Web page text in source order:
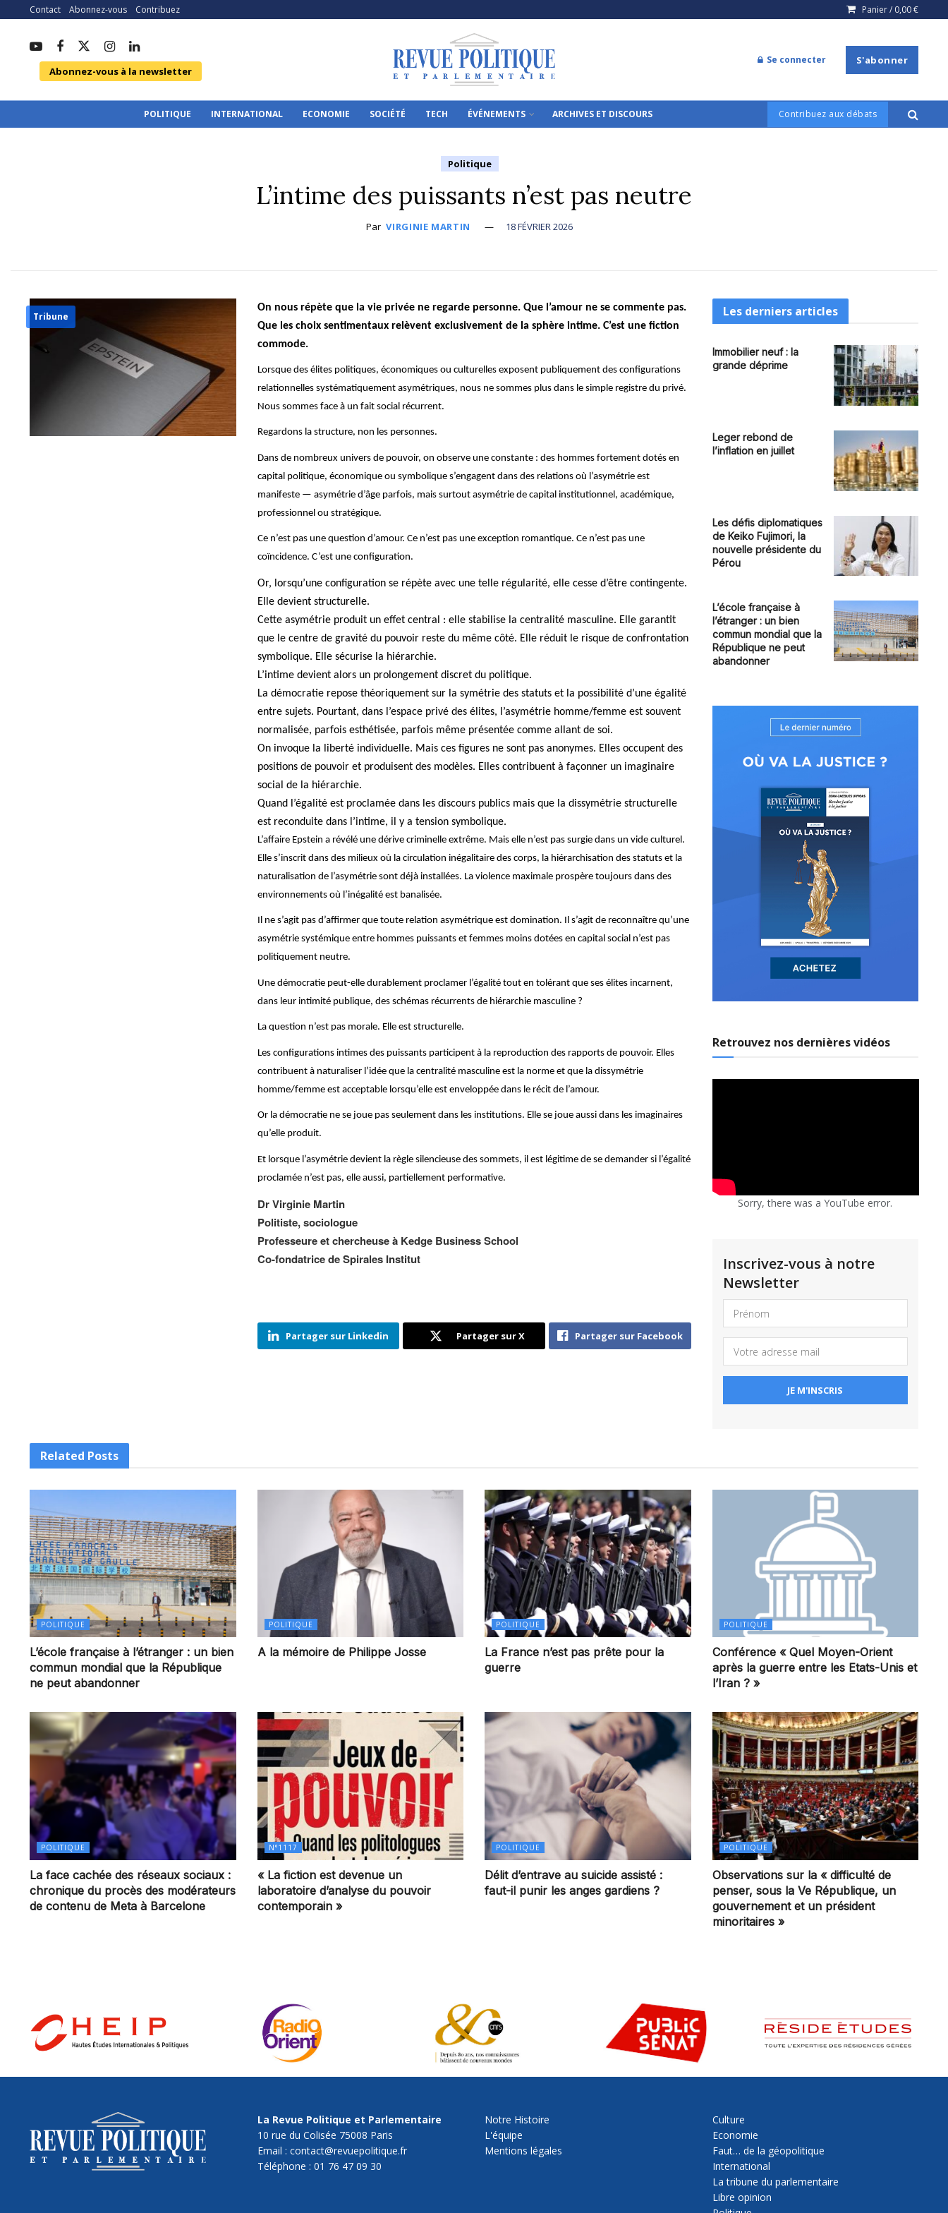
Contact Abonnez-vous Contribuez Panier / 0,00€
Abonnez-vous à la newsletter
Se connecter S'abonner
POLITIQUE INTERNATIONAL ECONOMIE SOCIÉTÉ TECH ÉVÉNEMENTS ARCHIVES ET DISCOURS Contribuez aux débats
Politique
L’intime des puissants n’est pas neutre
Par VIRGINIE MARTIN 18 FÉVRIER 2026
Tribune
On nous répète que la vie privée ne regarde personne. Que l’amour ne se commente pas.
Que les choix sentimentaux relèvent exclusivement de la sphère intime. C’est une fiction
commode.
Lorsque des élites politiques, économiques ou culturelles exposent publiquement des configurations
relationnelles systématiquement asymétriques, nous ne sommes plus dans le simple registre du privé.
Nous sommes face à un fait social récurrent.
Regardons la structure, non les personnes.
Dans de nombreux univers de pouvoir, on observe une constante : des hommes fortement dotés en
capital politique, économique ou symbolique s’engagent dans des relations où l’asymétrie est
manifeste — asymétrie d’âge parfois, mais surtout asymétrie de capital institutionnel, académique,
professionnel ou stratégique.
Ce n’est pas une question d’amour. Ce n’est pas une exception romantique. Ce n’est pas une
coïncidence. C’est une configuration.
Or, lorsqu’une configuration se répète avec une telle régularité, elle cesse d’être contingente.
Elle devient structurelle.
Cette asymétrie produit un effet central : elle stabilise la centralité masculine. Elle garantit
que le centre de gravité du pouvoir reste du même côté. Elle réduit le risque de confrontation
symbolique. Elle sécurise la hiérarchie.
L’intime devient alors un prolongement discret du politique.
La démocratie repose théoriquement sur la symétrie des statuts et la possibilité d’une égalité
entre sujets. Pourtant, dans l’espace privé des élites, l’asymétrie homme/femme est souvent
normalisée, parfois esthétisée, parfois même présentée comme allant de soi.
On invoque la liberté individuelle. Mais ces figures ne sont pas anonymes. Elles occupent des
positions de pouvoir et produisent des modèles. Elles contribuent à façonner un imaginaire
social de la hiérarchie.
Quand l’égalité est proclamée dans les discours publics mais que la dissymétrie structurelle
est reconduite dans l’intime, il y a tension symbolique.
L’affaire Epstein a révélé une dérive criminelle extrême. Mais elle n’est pas surgie dans un vide culturel.
Elle s’inscrit dans des milieux où la circulation inégalitaire des corps, la hiérarchisation des statuts et la
naturalisation de l’asymétrie sont déjà installées. La violence maximale prospère toujours dans des
environnements où l’inégalité est banalisée.
Il ne s’agit pas d’affirmer que toute relation asymétrique est domination. Il s’agit de reconnaître qu’une
asymétrie systémique entre hommes puissants et femmes moins dotées en capital social n’est pas
politiquement neutre.
Une démocratie peut-elle durablement proclamer l’égalité tout en tolérant que ses élites incarnent,
dans leur intimité publique, des schémas récurrents de hiérarchie masculine ?
La question n’est pas morale. Elle est structurelle.
Les configurations intimes des puissants participent à la reproduction des rapports de pouvoir. Elles
contribuent à naturaliser l’idée que la centralité masculine est la norme et que la dissymétrie
homme/femme est acceptable lorsqu’elle est enveloppée dans le récit de l’amour.
Or la démocratie ne se joue pas seulement dans les institutions. Elle se joue aussi dans les imaginaires
qu’elle produit.
Et lorsque l’asymétrie devient la règle silencieuse des sommets, il est légitime de se demander si l’égalité
proclamée n’est pas, elle aussi, partiellement performative.
Dr Virginie Martin
Politiste, sociologue
Professeure et chercheuse à Kedge Business School
Co-fondatrice de Spirales Institut
Partager sur Linkedin Partager sur X Partager sur Facebook
Les derniers articles
Immobilier neuf : la
grande déprime
Leger rebond de
l’inflation en juillet
Les défis diplomatiques
de Keiko Fujimori, la
nouvelle présidente du
Pérou
L’école française à
l’étranger : un bien
commun mondial que la
République ne peut
abandonner
Retrouvez nos dernières vidéos
Sorry, there was a YouTube error.
Inscrivez-vous à notre
Newsletter
Related Posts
POLITIQUE
L’école française à l’étranger : un bien
commun mondial que la République
ne peut abandonner
POLITIQUE
A la mémoire de Philippe Josse
POLITIQUE
La France n’est pas prête pour la
guerre
POLITIQUE
Conférence « Quel Moyen-Orient
après la guerre entre les Etats-Unis et
l’Iran ? »
POLITIQUE
La face cachée des réseaux sociaux :
chronique du procès des modérateurs
de contenu de Meta à Barcelone
N°1117
« La fiction est devenue un
laboratoire d’analyse du pouvoir
contemporain »
POLITIQUE
Délit d’entrave au suicide assisté :
faut-il punir les anges gardiens ?
POLITIQUE
Observations sur la « difficulté de
penser, sous la Ve République, un
gouvernement et un président
minoritaires »
La Revue Politique et Parlementaire
10 rue du Colisée 75008 Paris
Email : contact@revuepolitique.fr
Téléphone : 01 76 47 09 30
Notre Histoire
L'équipe
Mentions légales
Culture
Economie
Faut… de la géopolitique
International
La tribune du parlementaire
Libre opinion